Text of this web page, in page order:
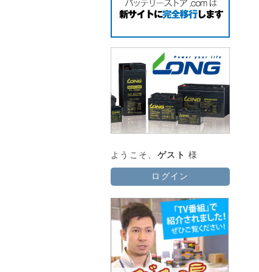
ようこそ、 ゲスト 様
ログイン